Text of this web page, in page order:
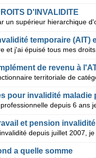
D'INVALIDITE
temporaire (AIT)
de revenu à
pour invalidité maladie
et pension invalidité
a quelle somme